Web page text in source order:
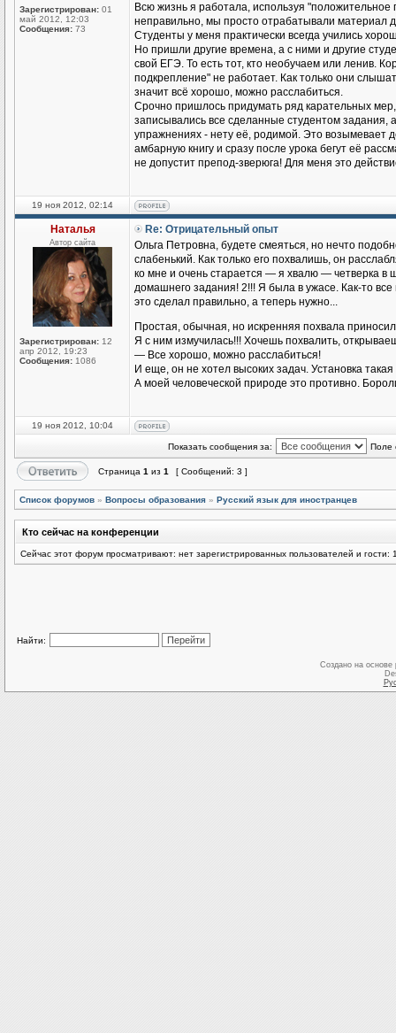
Зарегистрирован: 01
май 2012, 12:03
Сообщения: 73
Всю жизнь я работала, используя "положительное
неправильно, мы просто отрабатывали материал
Студенты у меня практически всегда учились
Но пришли другие времена, а с ними и другие
свой ЕГЭ. То есть тот, кто необучаем или ленив.
подкрепление" не работает. Как только они
значит всё хорошо, можно расслабиться.
Срочно пришлось придумать ряд карательных
записывались все сделанные студентом задания,
упражнениях - нету её, родимой. Это возымевает
амбарную книгу и сразу после урока бегут её
не допустит препод-зверюга! Для меня это
19 ноя 2012, 02:14
Наталья
Автор сайта
Зарегистрирован: 12
апр 2012, 19:23
Сообщения: 1086
Re: Отрицательный опыт
Ольга Петровна, будете смеяться, но нечто
слабенький. Как только его похвалишь, он
ко мне и очень старается — я хвалю — четверка
домашнего задания! 2!!! Я была в ужасе. Как-то
это сделал правильно, а теперь нужно...
Простая, обычная, но искренняя похвала
Я с ним измучилась!!! Хочешь похвалить,
— Все хорошо, можно расслабиться!
И еще, он не хотел высоких задач. Установка
А моей человеческой природе это противно.
19 ноя 2012, 10:04
Показать сообщения за: Поле
Страница 1 из 1 [ Сообщений: 3 ]
Список форумов » Вопросы образования » Русский язык для иностранцев
Кто сейчас на конференции
Сейчас этот форум просматривают: нет зарегистрированных пользователей и гости:
Найти:
Создано на основе